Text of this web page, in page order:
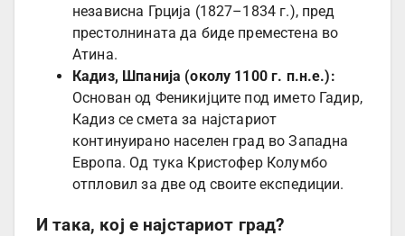
независна Грција (1827–1834 г.), пред
престолнината да биде преместена во
Атина.
Кадиз, Шпанија (околу 1100 г. п.н.е.):
Основан од Феникијците под името Гадир,
Кадиз се смета за најстариот
континуирано населен град во Западна
Европа. Од тука Кристофер Колумбо
отпловил за две од своите експедиции.
И така, кој е најстариот град?